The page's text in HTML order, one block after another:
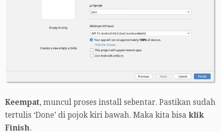
Keempat, muncul proses install sebentar. Pastikan sudah
tertulis ‘Done’ di pojok kiri bawah. Maka kita bisa klik
Finish.